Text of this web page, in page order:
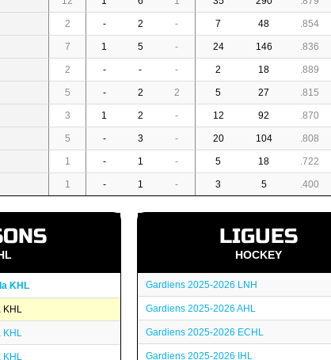
2 - 2 - 7 48 .854
7 1 5 - 24 146 .836
2 - - - 2 18 .889
5 - 2 2 5 27 .815
3 1 2 - 12 92 .870
5 - 3 - 20 104 .808
1 - 1 - 5 18 .722
1 - 1 - 3 5 .400
KHL
KHL
KHL
KHL
LIGUES
HOCKEY
Gardiens 2025-2026 LNH
Gardiens 2025-2026 AHL
Gardiens 2025-2026 ECHL
Gardiens 2025-2026 IHL